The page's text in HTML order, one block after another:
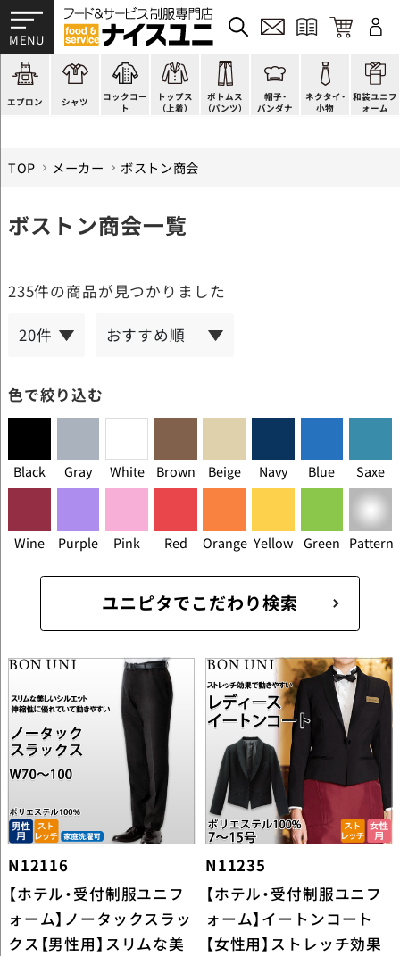
エプロン
かぶり型
スモック風
厨房用
ラップエプロン
シャツ
ピンタック
Tシャツ
ポロシャツ
和風シャツ(Asian)コックコー
ト
ショップコート
スタンダード
ファッション
キッズ
トップス
（上着）
法被(はっぴ)
調理白衣
カットソー
ジャンバー
ボトムス
（パンツ）
イージーパンツ
ワンピース
厨房シューズ
フロアシューズ
帽子・
バンダナ
洋帽子
コック帽
衛生帽子
ヘアネット
ネクタイ・
小物
ネクタイ
蝶ネクタイ
リボン・スカーフ
クロスタイ
和装ユニフ
ォーム
帯
草履、足袋など
着付小物
きもの
TOP メーカー ボストン商会
ボストン商会一覧
235件の商品が見つかりました
色で絞り込む
Black Gray White Brown Beige Navy Blue Saxe
Wine Purple Pink Red Orange Yellow Green Pattern
ユニピタでこだわり検索
N12116
【ホテル・受付制服ユニフ
ォーム】ノータックスラッ
クス【男性用】スリムな美
N11235
【ホテル・受付制服ユニフ
ォーム】イートンコート
【女性用】ストレッチ効果